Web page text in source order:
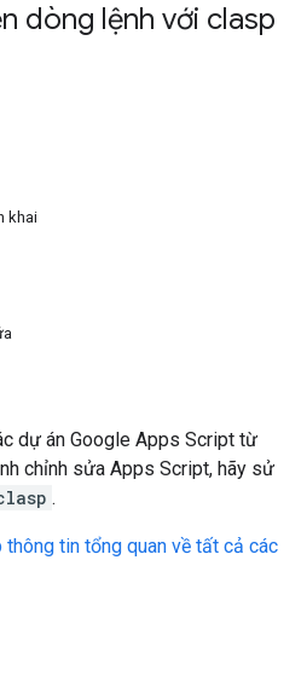
dòng lệnh với clasp
khai
dự án Google Apps Script từ
chỉnh sửa Apps Script, hãy sử
.
thông tin tổng quan về tất cả các